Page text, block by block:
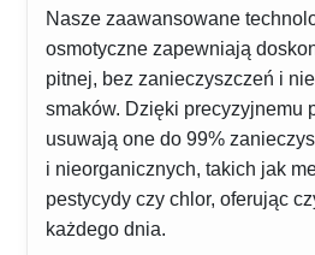
Nasze zaawansowane
osmotyczne zapewniają
pitnej, bez zanieczyszczeń i
smaków. Dzięki precyzyjnemu
usuwają one do 99%
i nieorganicznych, takich jak
pestycydy czy chlor, oferując
każdego dnia.